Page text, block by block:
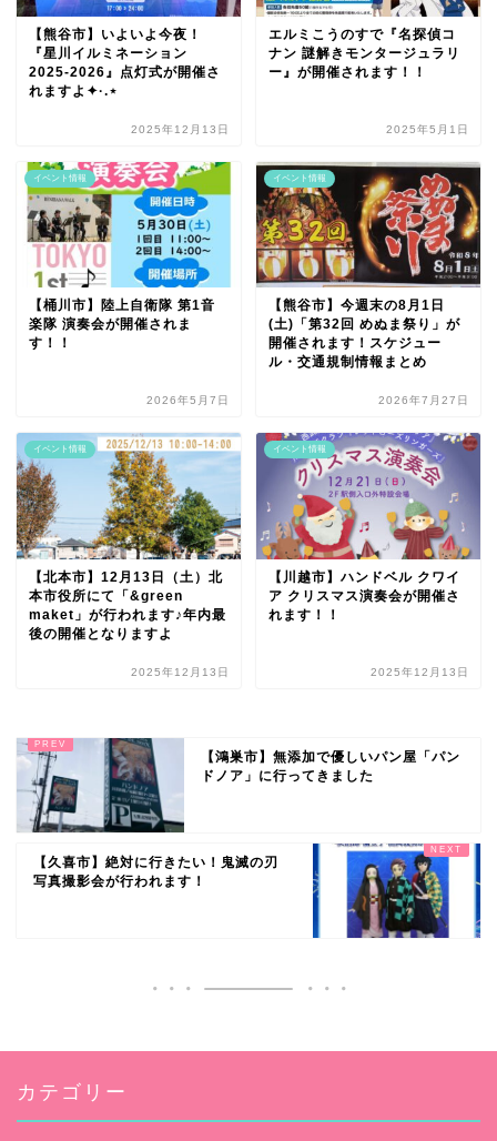
【熊谷市】いよいよ今夜！
『星川イルミネーション
2025-2026』点灯式が開催さ
れますよ✦·.⋆
2025年12月13日
エルミこうのすで『名探偵コ
ナン 謎解きモンタージュラリ
ー』が開催されます！！
2025年5月1日
イベント情報
【桶川市】陸上自衛隊 第1音
楽隊 演奏会が開催されま
す！！
2026年5月7日
イベント情報
【熊谷市】今週末の8月1日
(土)「第32回 めぬま祭り」が
開催されます！スケジュー
ル・交通規制情報まとめ
2026年7月27日
イベント情報
【北本市】12月13日（土）北
本市役所にて「&green
maket」が行われます♪年内最
後の開催となりますよ
2025年12月13日
イベント情報
【川越市】ハンドベル クワイ
ア クリスマス演奏会が開催さ
れます！！
2025年12月13日
【鴻巣市】無添加で優しいパン屋「パン
ドノア」に行ってきました
【久喜市】絶対に行きたい！鬼滅の刃
写真撮影会が行われます！
カテゴリー